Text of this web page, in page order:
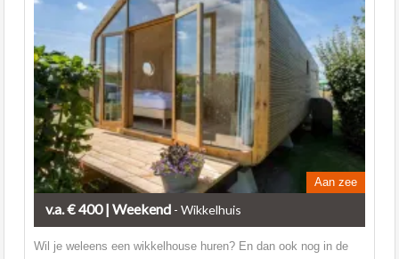
Aan zee
v.a. € 400 | Weekend - Wikkelhuis
Wil je weleens een wikkelhouse huren? En dan ook nog in de